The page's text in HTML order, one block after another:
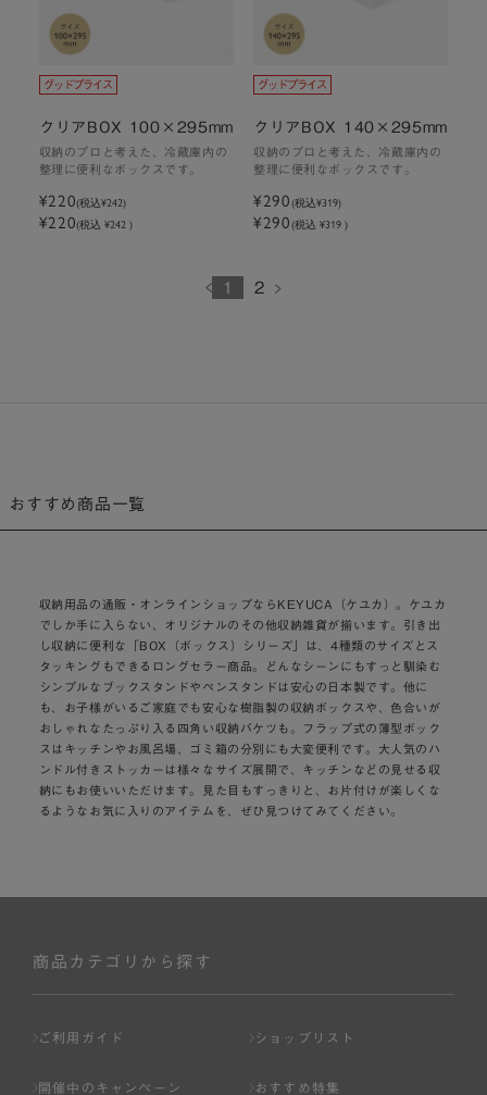
クリアBOX 100×295mm
収納のプロと考えた、冷蔵庫内の
整理に便利なボックスです。
¥220(税込¥242)
¥220(税込 ¥242 )
クリアBOX 140×295mm
収納のプロと考えた、冷蔵庫内の
整理に便利なボックスです。
¥290(税込¥319)
¥290(税込 ¥319 )
1 2
おすすめ商品一覧
収納用品の通販・オンラインショップならKEYUCA（ケユカ）。ケユカ
でしか手に入らない、オリジナルのその他収納雑貨が揃います。引き出
し収納に便利な「BOX（ボックス）シリーズ」は、4種類のサイズとス
タッキングもできるロングセラー商品。どんなシーンにもすっと馴染む
シンプルなブックスタンドやペンスタンドは安心の日本製です。他に
も、お子様がいるご家庭でも安心な樹脂製の収納ボックスや、色合いが
おしゃれなたっぷり入る四角い収納バケツも。フラップ式の薄型ボック
スはキッチンやお風呂場、ゴミ箱の分別にも大変便利です。大人気のハ
ンドル付きストッカーは様々なサイズ展開で、キッチンなどの見せる収
納にもお使いいただけます。見た目もすっきりと、お片付けが楽しくな
るようなお気に入りのアイテムを、ぜひ見つけてみてください。
商品カテゴリから探す
ご利用ガイド ショップリスト
開催中のキャンペーン おすすめ特集